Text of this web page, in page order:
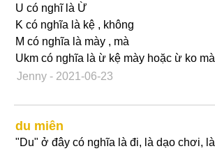
U có nghĩ là Ừ
K có nghĩa là kệ , không
M có nghĩa là mày , mà
Ukm có nghĩa là ừ kệ mày hoặc ừ ko mà
Jenny - 2021-06-23
du miên
"Du" ở đây có nghĩa là đi, là dạo chơi, là